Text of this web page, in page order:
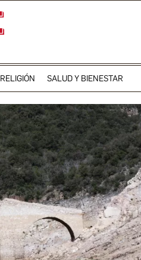
RELIGIÓN SALUD Y BIENESTAR